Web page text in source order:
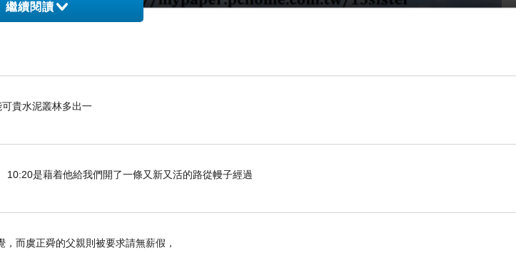
繼續閱讀
貴水泥叢林多出一
是藉着他給我們開了一條又新又活的路從幔子經過
而虞正舜的父親則被要求請無薪假，